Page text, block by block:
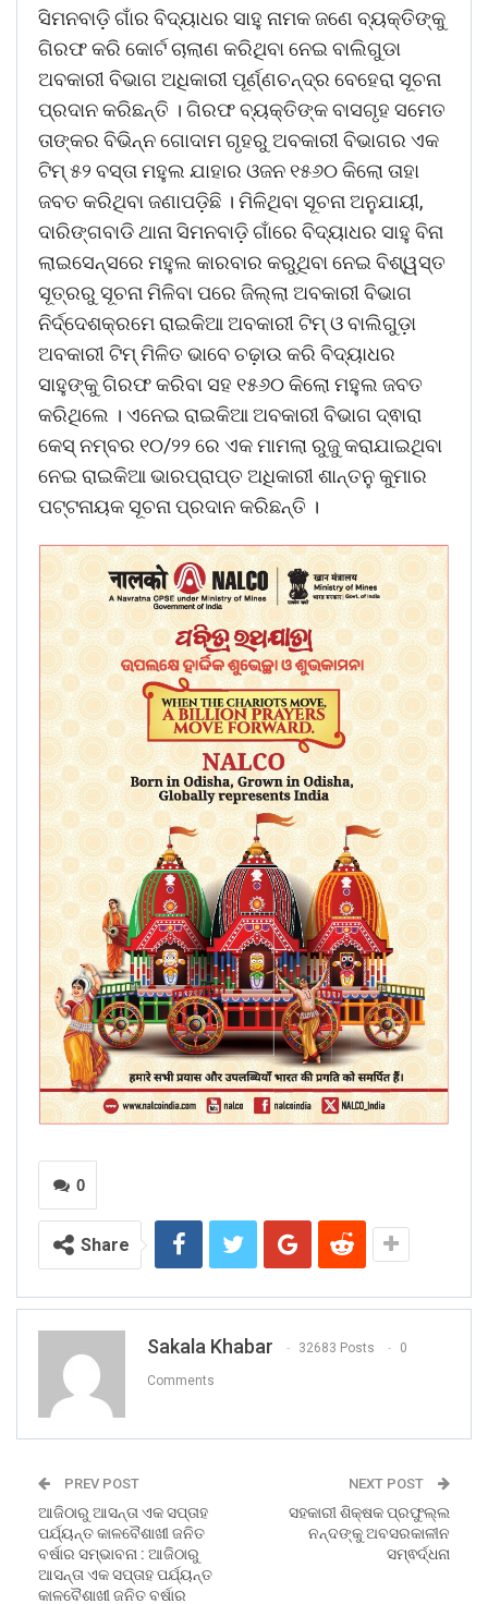
ସିମନବାଡ଼ି ଗାଁର ବିଦ୍ୟାଧର ସାହୁ ନାମକ ଜଣେ ବ୍ୟକ୍ତିଙ୍କୁ
ଗିରଫ କରି କୋର୍ଟ ଚାଲାଣ କରିଥିବା ନେଇ ବାଲିଗୁଡା
ଅବକାରୀ ବିଭାଗ ଅଧିକାରୀ ପୂର୍ଣ୍ଣଚନ୍ଦ୍ର ବେହେରା ସୂଚନା
ପ୍ରଦାନ କରିଛନ୍ତି । ଗିରଫ ବ୍ୟକ୍ତିଙ୍କ ବାସଗୃହ ସମେତ
ତାଙ୍କର ବିଭିନ୍ନ ଗୋଦାମ ଗୃହରୁ ଅବକାରୀ ବିଭାଗର ଏକ
ଟିମ୍ ୫୨ ବସ୍ତା ମହୁଲ ଯାହାର ଓଜନ ୧୫୬୦ କିଲୋ ତାହା
ଜବତ କରିଥିବା ଜଣାପଡ଼ିଛି । ମିଳିଥିବା ସୂଚନା ଅନୁଯାୟୀ,
ଦାରିଙ୍ଗବାଡି ଥାନା ସିମନବାଡ଼ି ଗାଁରେ ବିଦ୍ୟାଧର ସାହୁ ବିନା
ଲାଇସେନ୍ସରେ ମହୁଲ କାରବାର କରୁଥିବା ନେଇ ବିଶ୍ୱସ୍ତ
ସୂତ୍ରରୁ ସୂଚନା ମିଳିବା ପରେ ଜିଲ୍ଲା ଅବକାରୀ ବିଭାଗ
ନିର୍ଦ୍ଦେଶକ୍ରମେ ରାଇକିଆ ଅବକାରୀ ଟିମ୍ ଓ ବାଲିଗୁଡ଼ା
ଅବକାରୀ ଟିମ୍ ମିଳିତ ଭାବେ ଚଢ଼ାଉ କରି ବିଦ୍ୟାଧର
ସାହୁଙ୍କୁ ଗିରଫ କରିବା ସହ ୧୫୬୦ କିଲୋ ମହୁଲ ଜବତ
କରିଥିଲେ । ଏନେଇ ରାଇକିଆ ଅବକାରୀ ବିଭାଗ ଦ୍ଵାରା
କେସ୍ ନମ୍ବର ୧୦/୨୨ ରେ ଏକ ମାମଲା ରୁଜୁ କରାଯାଇଥିବା
ନେଇ ରାଇକିଆ ଭାରପ୍ରାପ୍ତ ଅଧିକାରୀ ଶାନ୍ତନୁ କୁମାର
ପଟ୍ଟନାୟକ ସୂଚନା ପ୍ରଦାନ କରିଛନ୍ତି ।
0
Share
Sakala Khabar 32683 Posts 0
Comments
PREV POST
ଆଜିଠାରୁ ଆସନ୍ତା ଏକ ସପ୍ତାହ
ପର୍ଯ୍ୟନ୍ତ କାଳବୈଶାଖୀ ଜନିତ
ବର୍ଷାର ସମ୍ଭାବନା : ଆଜିଠାରୁ
ଆସନ୍ତା ଏକ ସପ୍ତାହ ପର୍ଯ୍ୟନ୍ତ
କାଳବୈଶାଖୀ ଜନିତ ବର୍ଷାର
NEXT POST
ସହକାରୀ ଶିକ୍ଷକ ପ୍ରଫୁଲ୍ଲ
ନନ୍ଦଙ୍କୁ ଅବସରକାଳୀନ
ସମ୍ଵର୍ଦ୍ଧନା